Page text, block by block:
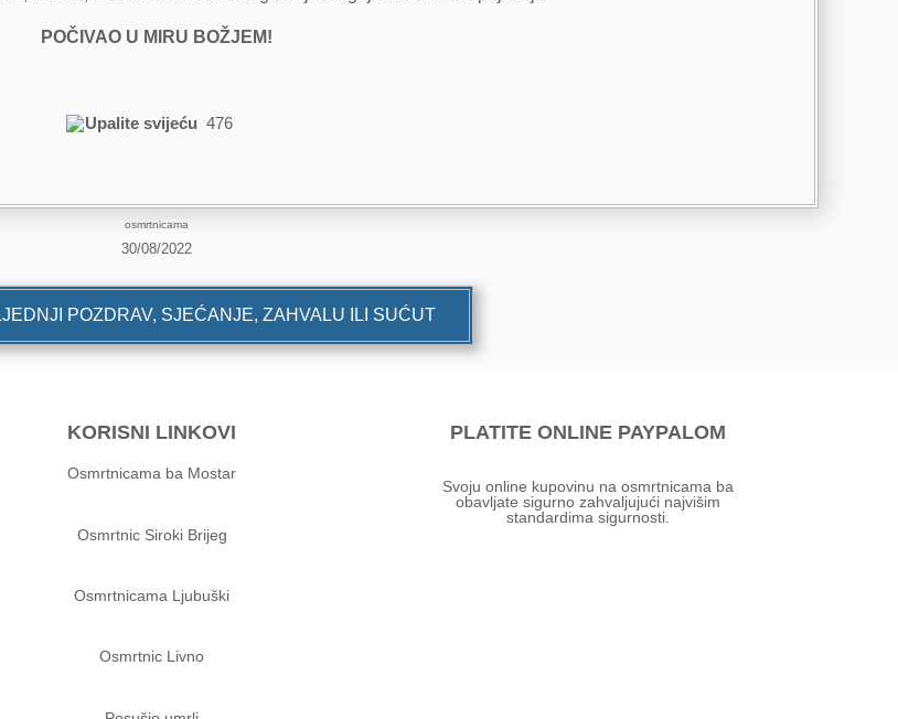
POČIVAO U MIRU BOŽJEM!
Upalite svijeću 476
osmrtnicama
30/08/2022
POZDRAV, SJEĆANJE, ZAHVALU ILI SUĆUT
KORISNI LINKOVI
Osmrtnicama ba Mostar
Osmrtnic Siroki Brijeg
Osmrtnicama Ljubuški
Osmrtnic Livno
PLATITE ONLINE PAYPALOM
Svoju online kupovinu na osmrtnicama ba
obavljate sigurno zahvaljujući najvišim
standardima sigurnosti.